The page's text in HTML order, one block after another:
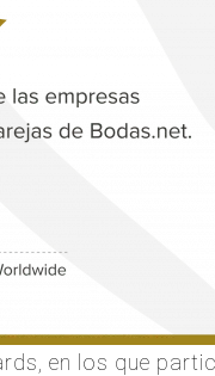
en los que